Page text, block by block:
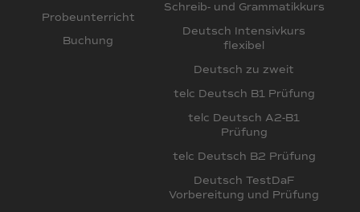
Probeunterricht
Buchung
Schreib- und Grammatikkurs
Deutsch Intensivkurs
flexibel
Deutsch zu zweit
telc Deutsch B1 Prüfung
telc Deutsch A2-B1
Prüfung
telc Deutsch B2 Prüfung
Deutsch TestDaF
Vorbereitung und Prüfung